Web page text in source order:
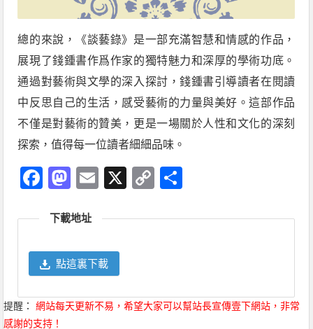
總的來說，《談藝錄》是一部充滿智慧和情感的作品，
展現了錢鍾書作爲作家的獨特魅力和深厚的學術功底。
通過對藝術與文學的深入探討，錢鍾書引導讀者在閱讀
中反思自己的生活，感受藝術的力量與美好。這部作品
不僅是對藝術的贊美，更是一場關於人性和文化的深刻
探索，值得每一位讀者細細品味。
Facebook
Mastodon
Email
X
Copy
下載地址
點這裏下載
提醒：
網站每天更新不易，希望大家可以幫站長宣傳壹下網站，非常
感謝的支持！